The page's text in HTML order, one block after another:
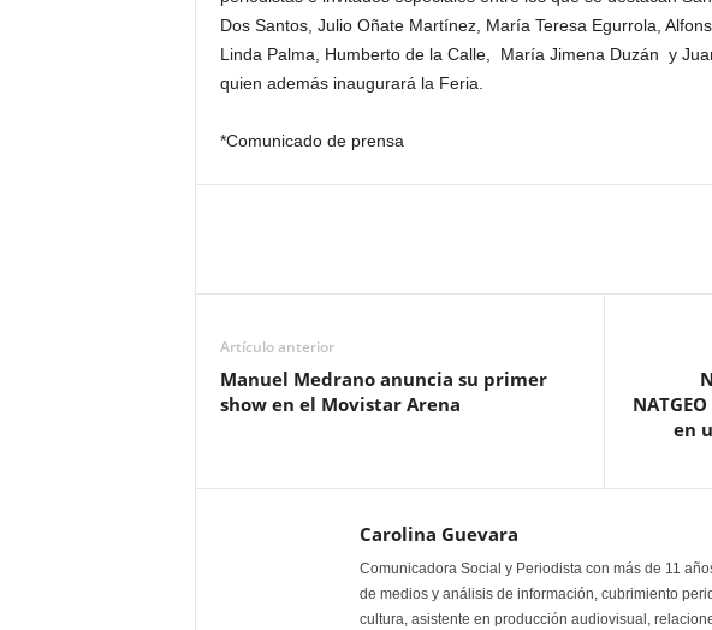
Dos Santos, Julio Oñate Martínez, María Teresa Egurrola,
Linda Palma, Humberto de la Calle, María Jimena Duzán y
quien además inaugurará la Feria.
*Comunicado de prensa
Artículo anterior
Manuel Medrano anuncia su primer
show en el Movistar Arena
en
Carolina Guevara
Comunicadora Social y Periodista con más de 11
de medios y análisis de información, cubrimiento
cultura, asistente en producción audiovisual,